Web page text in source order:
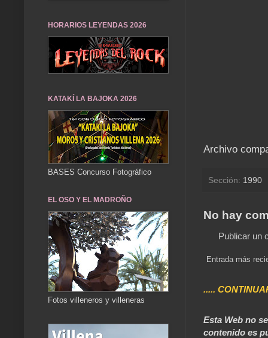
Archivo
Sección: 1990
No hay
Publicar un
Entrada más
.....
Esta Web no
contenido es
HORARIOS LEYENDAS 2026
KATAKÍ LA BAJOKA 2026
BASES Concurso Fotográfico
EL OSO Y EL MADROÑO
Fotos villeneros y villeneras